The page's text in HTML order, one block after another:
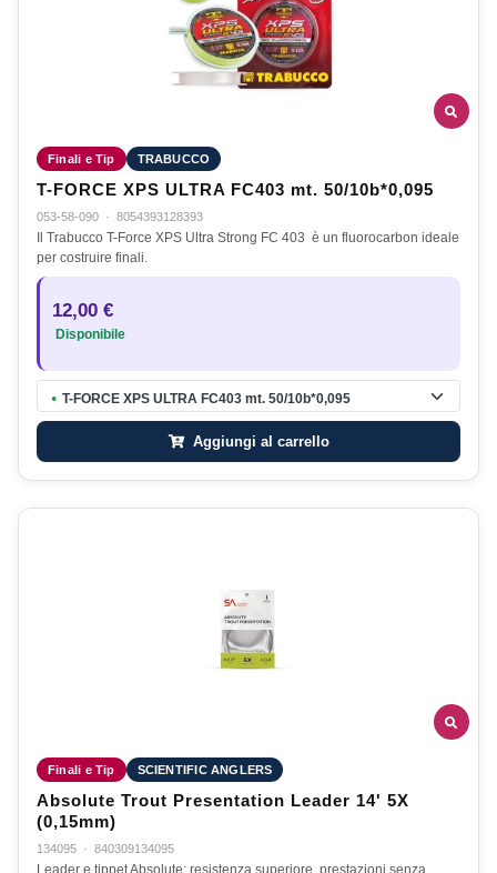
Finali e Tip TRABUCCO
T-FORCE XPS ULTRA FC403 mt. 50/10b*0,095
053-58-090 · 8054393128393
Il Trabucco T-Force XPS Ultra Strong FC 403 è un fluorocarbon ideale
per costruire finali.
12,00 €
Disponibile
● T-FORCE XPS ULTRA FC403 mt. 50/10b*0,095
Aggiungi al carrello
Finali e Tip SCIENTIFIC ANGLERS
Absolute Trout Presentation Leader 14' 5X
(0,15mm)
134095 · 840309134095